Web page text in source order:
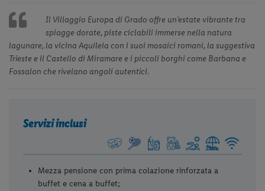
Il Villaggio Europa di Grado offre un’estate vibrante tra
spiagge dorate, piste ciclabili immerse nella natura
lagunare, la vicina Aquileia con i suoi mosaici romani, la suggestiva
Trieste e il Castello di Miramare e i piccoli borghi come Barbana e
Fossalon che rivelano angoli autentici.
Servizi inclusi
Mezza pensione con prima colazione rinforzata a
buffet e cena a buffet;